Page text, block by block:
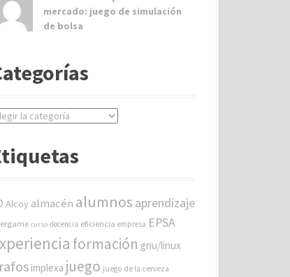
mercado: juego de simulación
de bolsa
Alcoy almacén alumnos aprendizaje
curso docencia eficiencia empresa EPSA
formación gnu/linux
implexa juego juego de la cerveza